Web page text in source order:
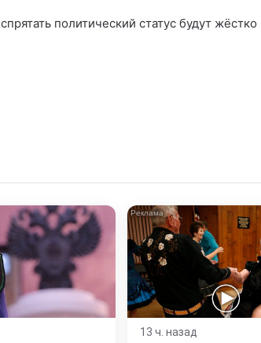
политический статус будут жёстко
13 ч. назад